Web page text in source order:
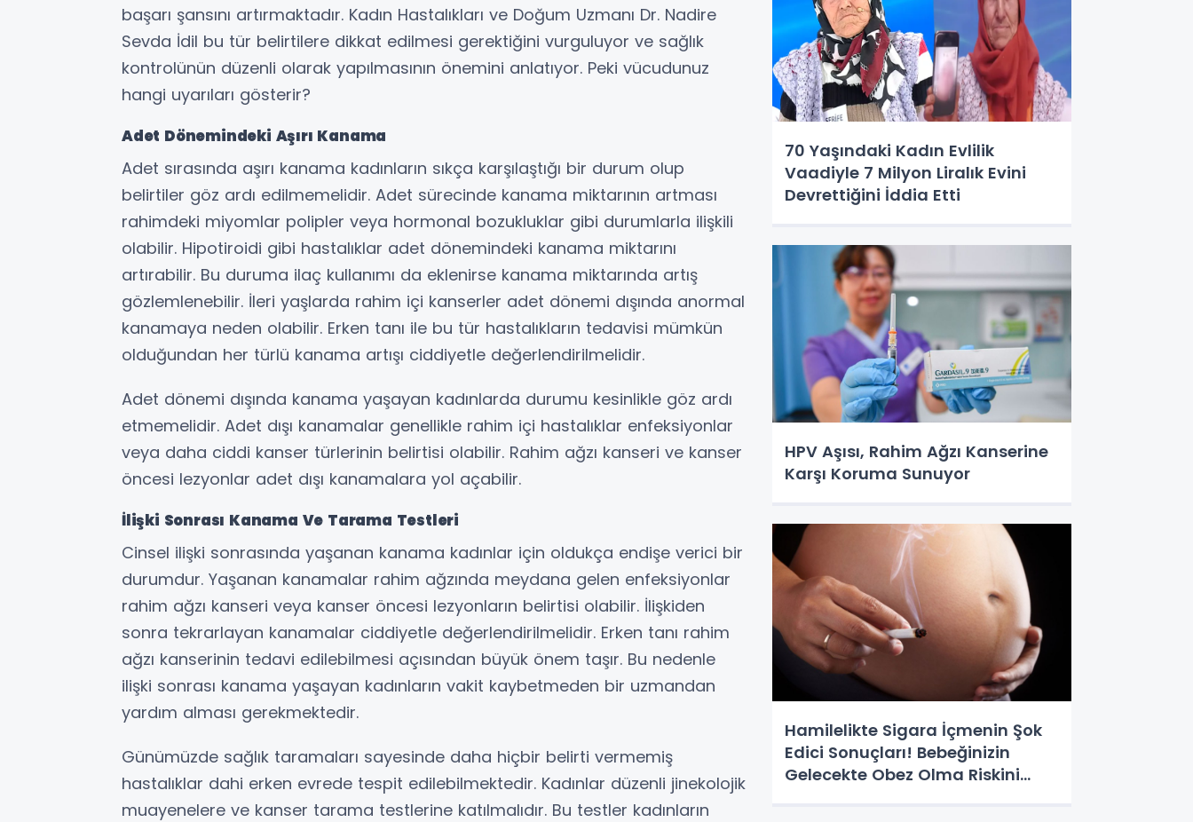
başarı şansını artırmaktadır. Kadın Hastalıkları ve Doğum Uzmanı Dr. Nadire
Sevda İdil bu tür belirtilere dikkat edilmesi gerektiğini vurguluyor ve sağlık
kontrolünün düzenli olarak yapılmasının önemini anlatıyor. Peki vücudunuz
hangi uyarıları gösterir?
Adet Dönemindeki Aşırı Kanama
Adet sırasında aşırı kanama kadınların sıkça karşılaştığı bir durum olup
belirtiler göz ardı edilmemelidir. Adet sürecinde kanama miktarının artması
rahimdeki miyomlar polipler veya hormonal bozukluklar gibi durumlarla ilişkili
olabilir. Hipotiroidi gibi hastalıklar adet dönemindeki kanama miktarını
artırabilir. Bu duruma ilaç kullanımı da eklenirse kanama miktarında artış
gözlemlenebilir. İleri yaşlarda rahim içi kanserler adet dönemi dışında anormal
kanamaya neden olabilir. Erken tanı ile bu tür hastalıkların tedavisi mümkün
olduğundan her türlü kanama artışı ciddiyetle değerlendirilmelidir.
Adet dönemi dışında kanama yaşayan kadınlarda durumu kesinlikle göz ardı
etmemelidir. Adet dışı kanamalar genellikle rahim içi hastalıklar enfeksiyonlar
veya daha ciddi kanser türlerinin belirtisi olabilir. Rahim ağzı kanseri ve kanser
öncesi lezyonlar adet dışı kanamalara yol açabilir.
İlişki Sonrası Kanama Ve Tarama Testleri
Cinsel ilişki sonrasında yaşanan kanama kadınlar için oldukça endişe verici bir
durumdur. Yaşanan kanamalar rahim ağzında meydana gelen enfeksiyonlar
rahim ağzı kanseri veya kanser öncesi lezyonların belirtisi olabilir. İlişkiden
sonra tekrarlayan kanamalar ciddiyetle değerlendirilmelidir. Erken tanı rahim
ağzı kanserinin tedavi edilebilmesi açısından büyük önem taşır. Bu nedenle
ilişki sonrası kanama yaşayan kadınların vakit kaybetmeden bir uzmandan
yardım alması gerekmektedir.
Günümüzde sağlık taramaları sayesinde daha hiçbir belirti vermemiş
hastalıklar dahi erken evrede tespit edilebilmektedir. Kadınlar düzenli jinekolojik
muayenelere ve kanser tarama testlerine katılmalıdır. Bu testler kadınların
70 Yaşındaki Kadın Evlilik
Vaadiyle 7 Milyon Liralık Evini
Devrettiğini İddia Etti
HPV Aşısı, Rahim Ağzı Kanserine
Karşı Koruma Sunuyor
Hamilelikte Sigara İçmenin Şok
Edici Sonuçları! Bebeğinizin
Gelecekte Obez Olma Riskini